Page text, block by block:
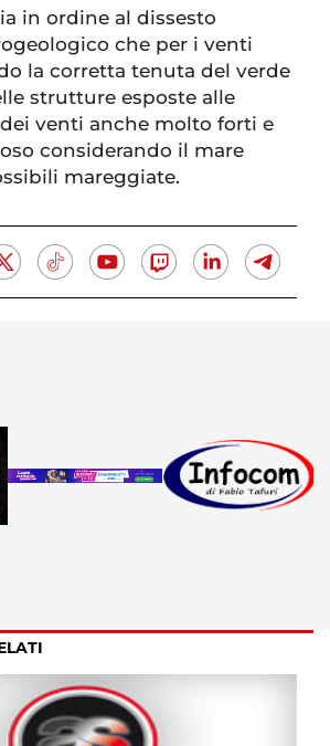
in ordine al dissesto
che per i venti
la corretta tenuta del verde
strutture esposte alle
venti anche molto forti e
considerando il mare
mareggiate.